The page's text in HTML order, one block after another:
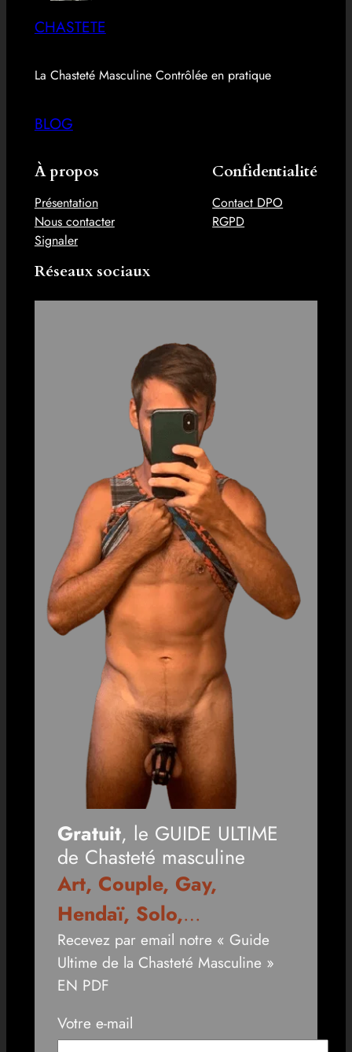
CHASTETE
La Chasteté Masculine Contrôlée en pratique
BLOG
À propos
Présentation
Nous contacter
Signaler
Confidentialité
Contact DPO
RGPD
Réseaux sociaux
Gratuit, le GUIDE ULTIME
de Chasteté masculine
Art, Couple, Gay,
Hendaï, Solo,…
Recevez par email notre « Guide
Ultime de la Chasteté Masculine »
EN PDF
Votre e-mail